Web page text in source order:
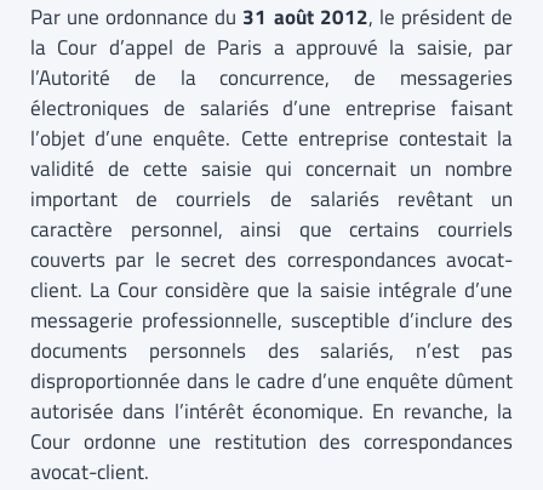
Par une ordonnance du 31 août 2012, le président de
la Cour d’appel de Paris a approuvé la saisie, par
l’Autorité de la concurrence, de messageries
électroniques de salariés d’une entreprise faisant
l’objet d’une enquête. Cette entreprise contestait la
validité de cette saisie qui concernait un nombre
important de courriels de salariés revêtant un
caractère personnel, ainsi que certains courriels
couverts par le secret des correspondances avocat-
client. La Cour considère que la saisie intégrale d’une
messagerie professionnelle, susceptible d’inclure des
documents personnels des salariés, n’est pas
disproportionnée dans le cadre d’une enquête dûment
autorisée dans l’intérêt économique. En revanche, la
Cour ordonne une restitution des correspondances
avocat-client.